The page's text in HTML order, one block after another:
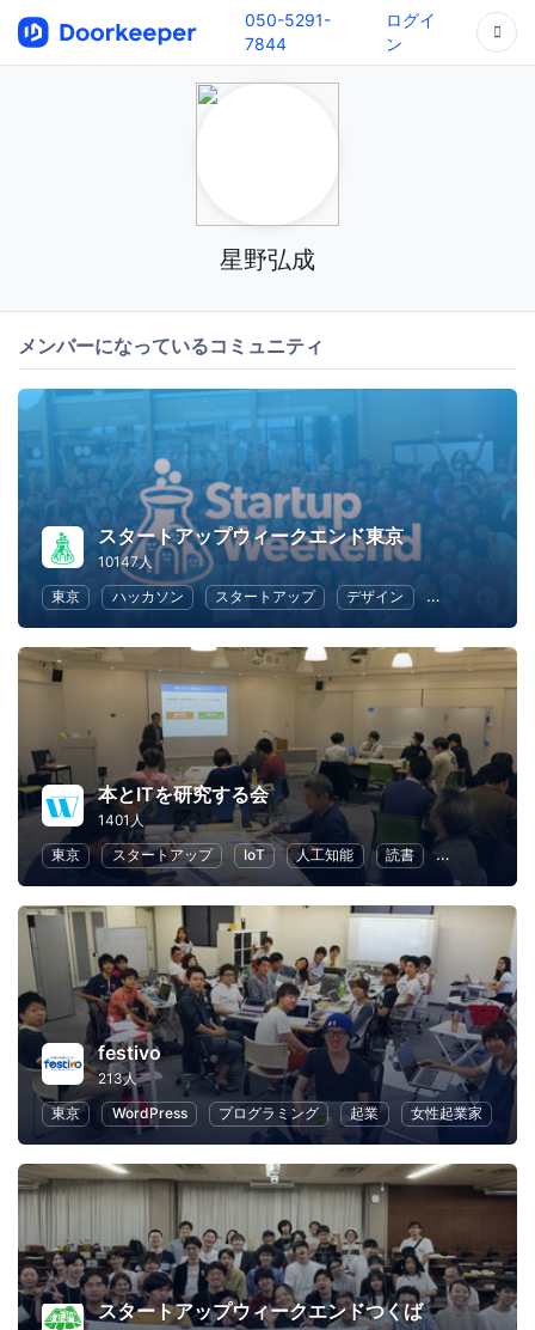
050-5291-
7844
ログイ
ン
星野弘成
メンバーになっているコミュニティ
スタートアップウィークエンド東京
10147人
東京
ハッカソン スタートアップ デザイン マーケティング
本とITを研究する会
1401人
東京
スタートアップ IoT 人工知能 読書 ライティン
festivo
213人
東京
WordPress プログラミング 起業 女性起業家
スタートアップウィークエンドつくば